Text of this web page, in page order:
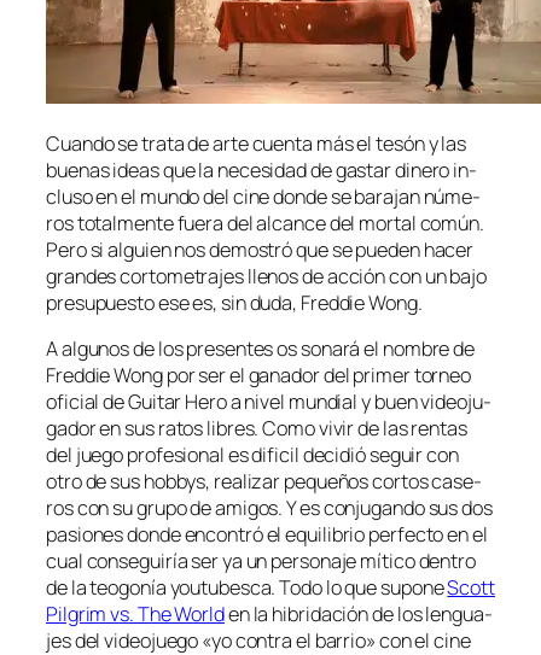
Cuando se tra­ta de ar­te cuen­ta más el te­són y las
bue­nas ideas que la ne­ce­si­dad de gas­tar di­ne­ro in­
clu­so en el mun­do del ci­ne don­de se ba­ra­jan nú­me­
ros to­tal­men­te fue­ra del al­can­ce del mor­tal co­mún.
Pero si al­guien nos de­mos­tró que se pue­den ha­cer
gran­des cor­to­me­tra­jes lle­nos de ac­ción con un ba­jo
pre­su­pues­to ese es, sin du­da, Freddie Wong.
A al­gu­nos de los pre­sen­tes os so­na­rá el nom­bre de
Freddie Wong por ser el ga­na­dor del pri­mer tor­neo
ofi­cial de Guitar Hero a ni­vel mun­dial y buen vi­deo­ju­
ga­dor en sus ra­tos li­bres. Como vi­vir de las ren­tas
del jue­go pro­fe­sio­nal es di­fi­cil de­ci­dió se­guir con
otro de sus hobbys, rea­li­zar pe­que­ños cor­tos ca­se­
ros con su gru­po de ami­gos. Y es con­ju­gan­do sus dos
pa­sio­nes don­de en­con­tró el equi­li­brio per­fec­to en el
cual con­se­gui­ría ser ya un per­so­na­je mí­ti­co den­tro
de la teo­go­nía you­tu­bes­ca. Todo lo que su­po­neScott
Pilgrim vs. The Worlden la hi­bri­da­ción de los len­gua­
jes del vi­deo­jue­go «yo con­tra el ba­rrio» con el ci­ne